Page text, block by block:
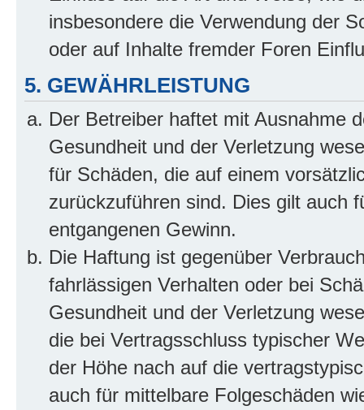
insbesondere die Verwendung der
oder auf Inhalte fremder Foren
5. GEWÄHRLEISTUNG
Der Betreiber haftet mit Ausnahme
Gesundheit und der Verletzung
für Schäden, die auf einem
zurückzuführen sind. Dies gilt auch
entgangenen Gewinn.
Die Haftung ist gegenüber
fahrlässigen Verhalten oder bei
Gesundheit und der Verletzung
die bei Vertragsschluss typischer
der Höhe nach auf die
auch für mittelbare Folgeschäden